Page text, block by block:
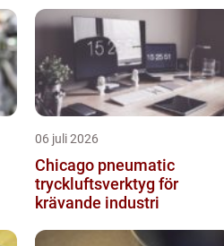
06 juli 2026
Chicago pneumatic
tryckluftsverktyg för
krävande industri